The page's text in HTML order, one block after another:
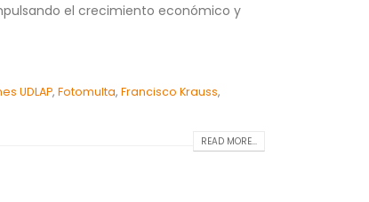
el crecimiento económico y
UDLAP, Fotomulta, Francisco Krauss,
READ MORE...